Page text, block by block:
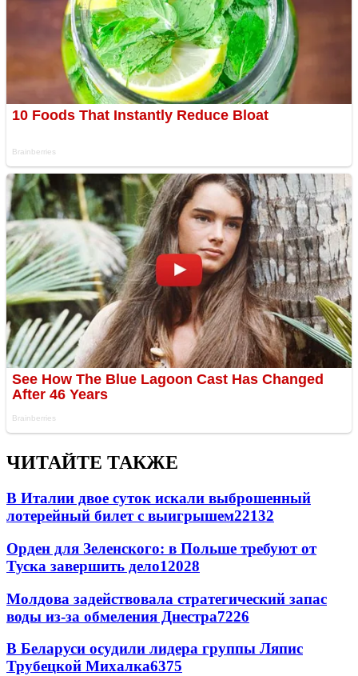
ЧИТАЙТЕ ТАКЖЕ
В Италии двое суток искали выброшенный
лотерейный билет с выигрышем22132
Орден для Зеленского: в Польше требуют от
Туска завершить дело12028
Молдова задействовала стратегический запас
воды из-за обмеления Днестра7226
В Беларуси осудили лидера группы Ляпис
Трубецкой Михалка6375